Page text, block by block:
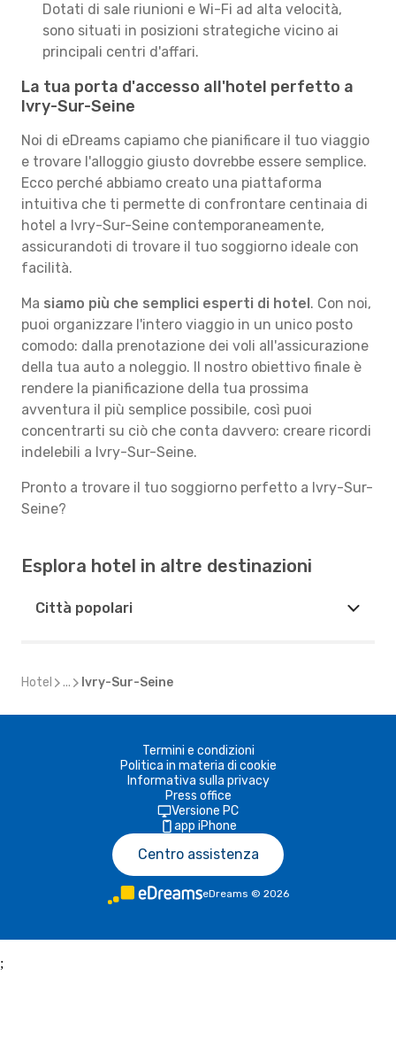
Dotati di sale riunioni e Wi-Fi ad alta velocità,
sono situati in posizioni strategiche vicino ai
principali centri d'affari.
La tua porta d'accesso all'hotel perfetto a
Ivry-Sur-Seine
Noi di eDreams capiamo che pianificare il tuo viaggio
e trovare l'alloggio giusto dovrebbe essere semplice.
Ecco perché abbiamo creato una piattaforma
intuitiva che ti permette di confrontare centinaia di
hotel a Ivry-Sur-Seine contemporaneamente,
assicurandoti di trovare il tuo soggiorno ideale con
facilità.
Ma siamo più che semplici esperti di hotel. Con noi,
puoi organizzare l'intero viaggio in un unico posto
comodo: dalla prenotazione dei voli all'assicurazione
della tua auto a noleggio. Il nostro obiettivo finale è
rendere la pianificazione della tua prossima
avventura il più semplice possibile, così puoi
concentrarti su ciò che conta davvero: creare ricordi
indelebili a Ivry-Sur-Seine.
Pronto a trovare il tuo soggiorno perfetto a Ivry-Sur-
Seine?
Esplora hotel in altre destinazioni
Città popolari
Hotel ... Ivry-Sur-Seine
Termini e condizioni
Politica in materia di cookie
Informativa sulla privacy
Press office
Versione PC
app iPhone
Centro assistenza
eDreams © 2026
;